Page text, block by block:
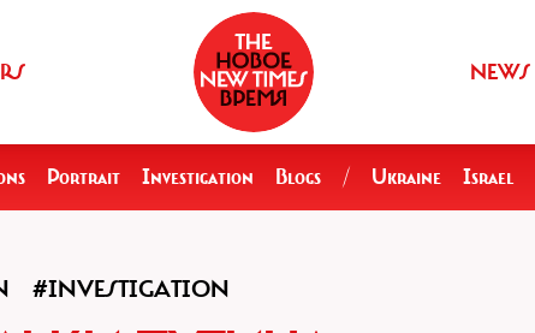
NEWS
Portrait Investigation Blogs / Ukraine Israel
#INVESTIGATION